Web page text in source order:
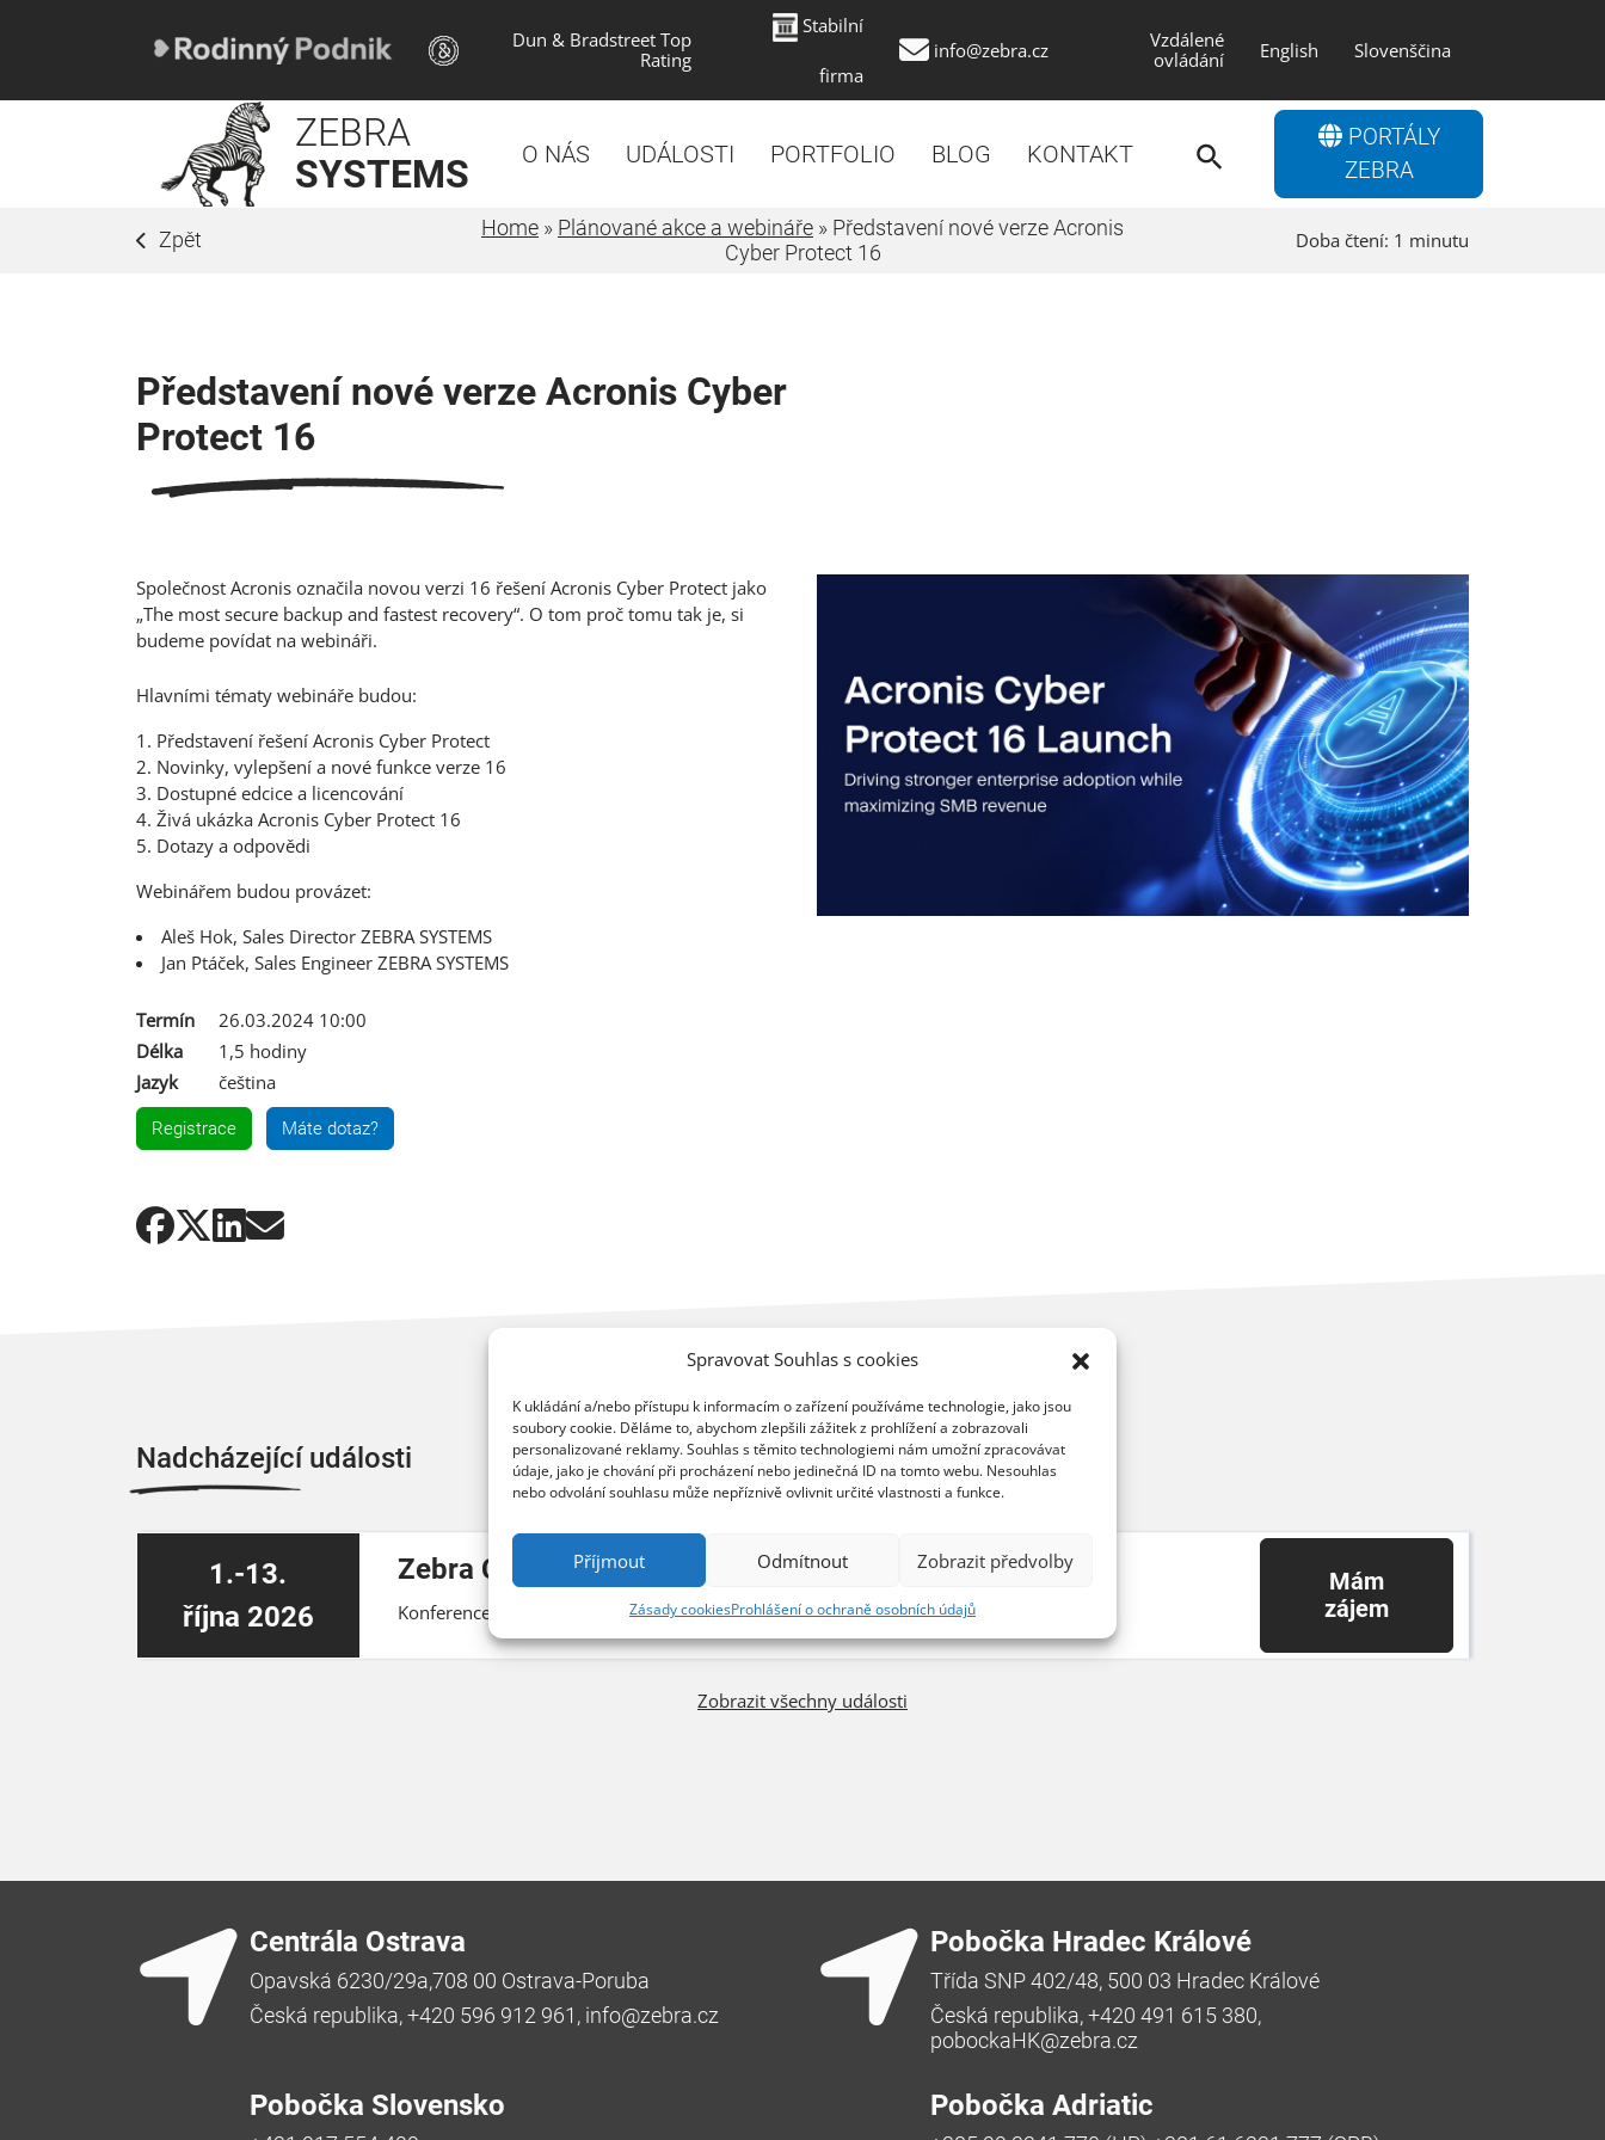
Spravovat Souhlas s cookies
K ukládání a/nebo přístupu k informacím o zařízení používáme technologie, jako jsou
soubory cookie. Děláme to, abychom zlepšili zážitek z prohlížení a zobrazovali
personalizované reklamy. Souhlas s těmito technologiemi nám umožní zpracovávat
údaje, jako je chování při procházení nebo jedinečná ID na tomto webu. Nesouhlas
nebo odvolání souhlasu může nepříznivě ovlivnit určité vlastnosti a funkce.
Příjmout Odmítnout Zobrazit předvolby
Zásady cookiesProhlášení o ochraně osobních údajů
Dun & Bradstreet Top
Rating
Stabilní
firma
info@zebra.cz
Vzdálené
ovládání
English Slovenščina
ZEBRA
SYSTEMS
O NÁS UDÁLOSTI PORTFOLIO BLOG KONTAKT
PORTÁLY
ZEBRA
Zpět Home » Plánované akce a webináře » Představení nové verze Acronis
Cyber Protect 16
Doba čtení: 1 minutu
Představení nové verze Acronis Cyber
Protect 16
Společnost Acronis označila novou verzi 16 řešení Acronis Cyber Protect jako
„The most secure backup and fastest recovery“. O tom proč tomu tak je, si
budeme povídat na webináři.
Hlavními tématy webináře budou:
Představení řešení Acronis Cyber Protect
Novinky, vylepšení a nové funkce verze 16
Dostupné edcice a licencování
Živá ukázka Acronis Cyber Protect 16
Dotazy a odpovědi
Webinářem budou provázet:
Aleš Hok, Sales Director ZEBRA SYSTEMS
Jan Ptáček, Sales Engineer ZEBRA SYSTEMS
Termín
26.03.2024 10:00
Délka
1,5 hodiny
Jazyk
čeština
Registrace Máte dotaz?
Nadcházející události
1.-13.
října 2026
Zebra Cyber Roadshow 2026
Konference ZEBRA SYSTEMS o kybernetické bezpečnosti.
Mám
zájem
Zobrazit všechny události
Centrála Ostrava
Opavská 6230/29a,708 00 Ostrava-Poruba
Česká republika, +420 596 912 961, info@zebra.cz
Pobočka Hradec Králové
Třída SNP 402/48, 500 03 Hradec Králové
Česká republika, +420 491 615 380,
pobockaHK@zebra.cz
Pobočka Slovensko Pobočka Adriatic